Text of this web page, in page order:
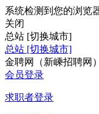
系统检测到您的浏览
关闭
总站 [切换城市]
总站 [切换城市]
金聘网（新嵊招聘网
会员登录
求职者登录